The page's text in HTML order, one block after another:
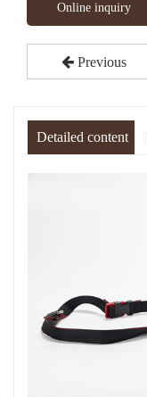
Online inquiry
Previous
Detailed content